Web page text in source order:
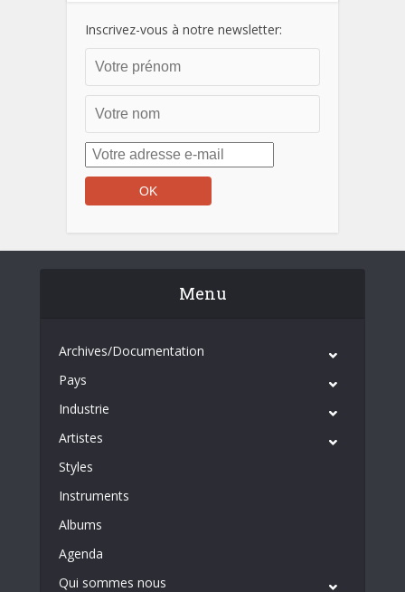
Inscrivez-vous à notre newsletter:
Menu
Archives/Documentation
Pays
Industrie
Artistes
Styles
Instruments
Albums
Agenda
Qui sommes nous